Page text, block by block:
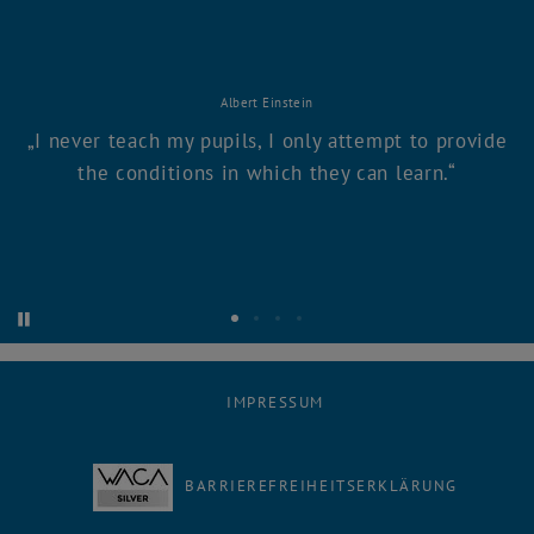
FacebookLinkedIn
Starte automatische Karusselrotation
Stoppe automatische Karusselrotation
Albert Einstein
I never teach my pupils, I only attempt to provide
the conditions in which they can learn.
IMPRESSUM
BARRIEREFREIHEITSERKLÄRUNG